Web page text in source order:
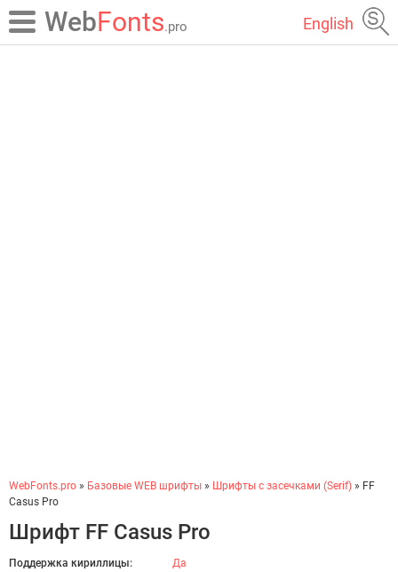
WebFonts.pro English
WebFonts.pro » Базовые WEB шрифты » Шрифты с засечками (Serif) » FF
Casus Pro
Шрифт FF Casus Pro
Поддержка кириллицы:
Да